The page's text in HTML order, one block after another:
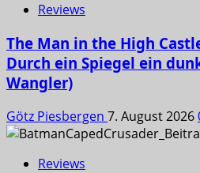
Reviews
The Man in the High
Durch ein Spiegel ein
Wangler)
Götz Piesbergen 7. August 2026
Reviews